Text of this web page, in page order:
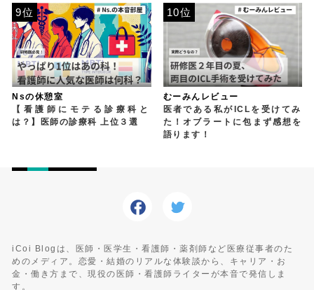
Nsの休憩室
【看護師にモテる診療科と
は？】医師の診療科 上位３選
9位
むーみんレビュー
医者である私がICLを受けてみ
た！オブラートに包まず感想を
語ります！
10位
iCoi Blogは、医師・医学生・看護師・薬剤師など医療従事者のた
めのメディア。恋愛・結婚のリアルな体験談から、キャリア・お
金・働き方まで、現役の医師・看護師ライターが本音で発信しま
す。